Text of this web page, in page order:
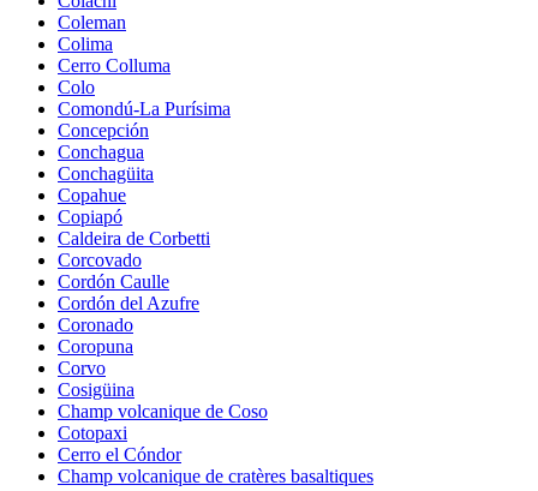
Coleman
Colima
Cerro Colluma
Colo
Comondú-La Purísima
Concepción
Conchagua
Conchagüita
Copahue
Copiapó
Caldeira de Corbetti
Corcovado
Cordón Caulle
Cordón del Azufre
Coronado
Coropuna
Corvo
Cosigüina
Champ volcanique de Coso
Cotopaxi
Cerro el Cóndor
Champ volcanique de cratères basaltiques